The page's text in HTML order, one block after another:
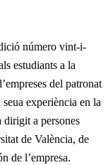
número vint-i-
estudiants a la
del patronat
experiència en la
dirigit a persones
de València, de
de l’empresa.